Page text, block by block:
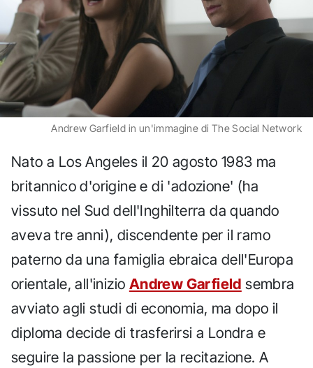
Andrew Garfield in un'immagine di The Social Network
Nato a Los Angeles il 20 agosto 1983 ma
britannico d'origine e di 'adozione' (ha
vissuto nel Sud dell'Inghilterra da quando
aveva tre anni), discendente per il ramo
paterno da una famiglia ebraica dell'Europa
orientale, all'inizio Andrew Garfield sembra
avviato agli studi di economia, ma dopo il
diploma decide di trasferirsi a Londra e
seguire la passione per la recitazione. A